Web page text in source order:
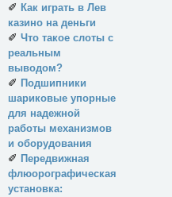
✐ Как играть в Лев
казино на деньги
✐ Что такое слоты с
реальным
выводом?
✐ Подшипники
шариковые упорные
для надежной
работы механизмов
и оборудования
✐ Передвижная
флюорографическая
установка: